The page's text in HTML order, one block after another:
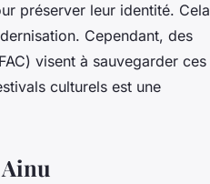
préserver leur identité. Cela
Cependant, des
visent à sauvegarder ces
culturels est une